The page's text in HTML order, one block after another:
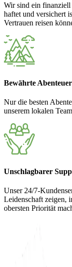
Wir sind ein finanziell
haftet und versichert
Vertrauen reisen
Bewährte Abenteuer
Nur die besten
unserem lokalen
Unschlagbarer
Unser 24/7-
Leidenschaft zeigen,
obersten Priorität